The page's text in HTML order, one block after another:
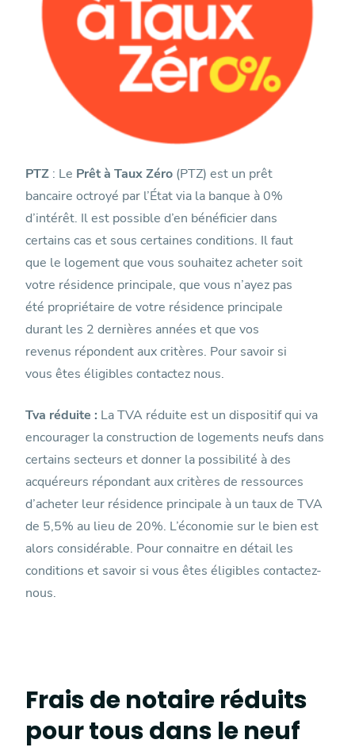
PTZ : Le Prêt à Taux Zéro (PTZ) est un prêt
bancaire octroyé par l’État via la banque à 0%
d’intérêt. Il est possible d’en bénéficier dans
certains cas et sous certaines conditions. Il faut
que le logement que vous souhaitez acheter soit
votre résidence principale, que vous n’ayez pas
été propriétaire de votre résidence principale
durant les 2 dernières années et que vos
revenus répondent aux critères. Pour savoir si
vous êtes éligibles contactez nous.
Tva réduite : La TVA réduite est un dispositif qui va
encourager la construction de logements neufs dans
certains secteurs et donner la possibilité à des
acquéreurs répondant aux critères de ressources
d’acheter leur résidence principale à un taux de TVA
de 5,5% au lieu de 20%. L’économie sur le bien est
alors considérable. Pour connaitre en détail les
conditions et savoir si vous êtes éligibles contactez-
nous.
Frais de notaire réduits
pour tous dans le neuf